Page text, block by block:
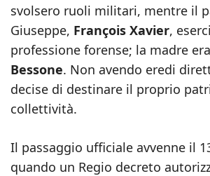
svolsero ruoli militari, mentre il
Giuseppe, François Xavier,
professione forense; la madre era
Bessone. Non avendo eredi
decise di destinare il proprio
collettività.
Il passaggio ufficiale avvenne il
quando un Regio decreto